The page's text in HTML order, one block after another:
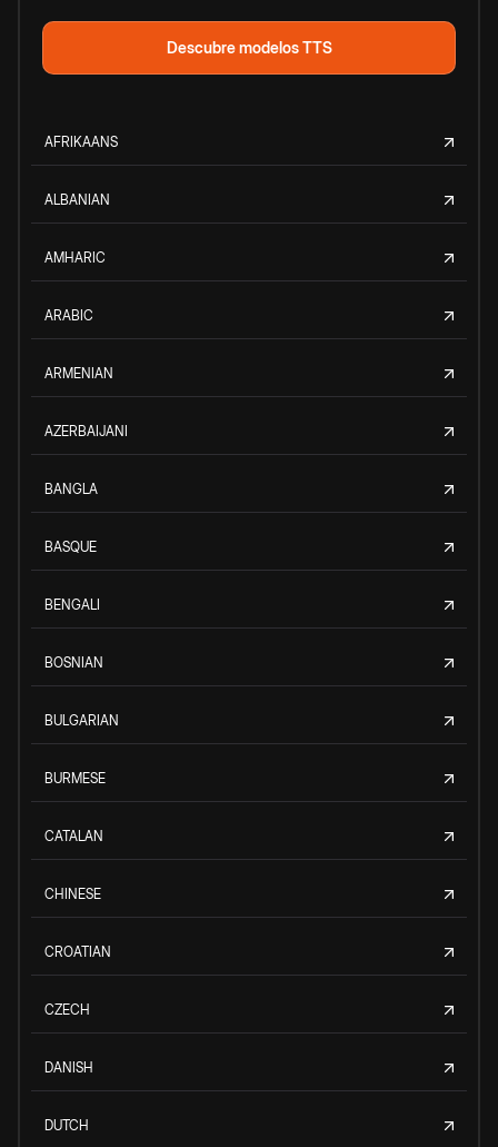
Descubre modelos TTS
AFRIKAANS
ALBANIAN
AMHARIC
ARABIC
ARMENIAN
AZERBAIJANI
BANGLA
BASQUE
BENGALI
BOSNIAN
BULGARIAN
BURMESE
CATALAN
CHINESE
CROATIAN
CZECH
DANISH
DUTCH